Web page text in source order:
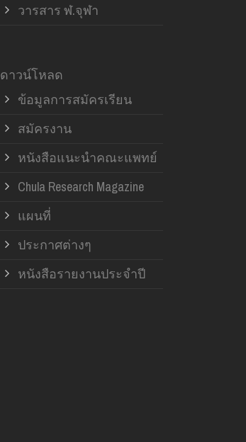
วารสาร ฬ.จุฬา
ดาวน์โหลด
ข้อมูลการสมัครเรียน
สมัครงาน
หนังสือแนะนำคณะแพทย์
Chula Research Magazine
แผนที่
ประกาศต่างๆ
หนังสือรายงานประจำปี